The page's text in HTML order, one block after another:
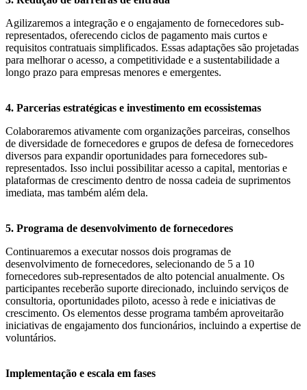
Agilizaremos a integração e o engajamento de fornecedores sub-
representados, oferecendo ciclos de pagamento mais curtos e
requisitos contratuais simplificados. Essas adaptações são projetadas
para melhorar o acesso, a competitividade e a sustentabilidade a
longo prazo para empresas menores e emergentes.
4. Parcerias estratégicas e investimento em ecossistemas
Colaboraremos ativamente com organizações parceiras, conselhos
de diversidade de fornecedores e grupos de defesa de fornecedores
diversos para expandir oportunidades para fornecedores sub-
representados. Isso inclui possibilitar acesso a capital, mentorias e
plataformas de crescimento dentro de nossa cadeia de suprimentos
imediata, mas também além dela.
5. Programa de desenvolvimento de fornecedores
Continuaremos a executar nossos dois programas de
desenvolvimento de fornecedores, selecionando de 5 a 10
fornecedores sub-representados de alto potencial anualmente. Os
participantes receberão suporte direcionado, incluindo serviços de
consultoria, oportunidades piloto, acesso à rede e iniciativas de
crescimento. Os elementos desse programa também aproveitarão
iniciativas de engajamento dos funcionários, incluindo a expertise de
voluntários.
Implementação e escala em fases